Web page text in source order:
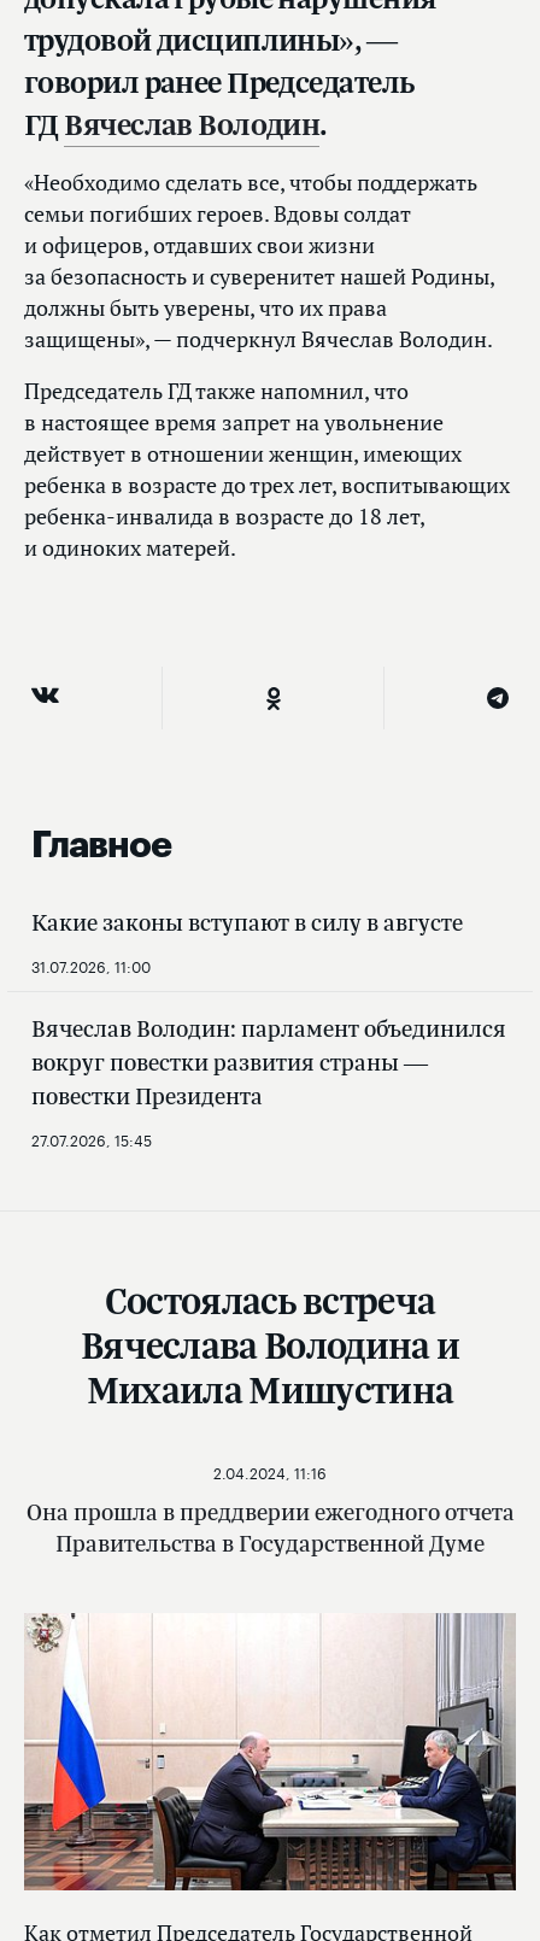
трудовой дисциплины», —
говорил ранее Председатель
ГДВячеслав Володин.
«Необходимо сделать все, чтобы поддержать
семьи погибших героев. Вдовы солдат
и офицеров, отдавших свои жизни
за безопасность и суверенитет нашей Родины,
должны быть уверены, что их права
защищены», — подчеркнул Вячеслав Володин.
Председатель ГД также напомнил, что
в настоящее время запрет на увольнение
действует в отношении женщин, имеющих
ребенка в возрасте до трех лет, воспитывающих
ребенка-инвалида в возрасте до 18 лет,
и одиноких матерей.
Главное
Какие законы вступают в силу в августе
31.07.2026, 11:00
Вячеслав Володин: парламент объединился
вокруг повестки развития страны —
повестки Президента
27.07.2026, 15:45
Состоялась встреча
Вячеслава Володина и
Михаила Мишустина
Она прошла в преддверии ежегодного отчета
Правительства в Государственной Думе
2.04.2024, 11:16
Как отметил Председатель Государственной